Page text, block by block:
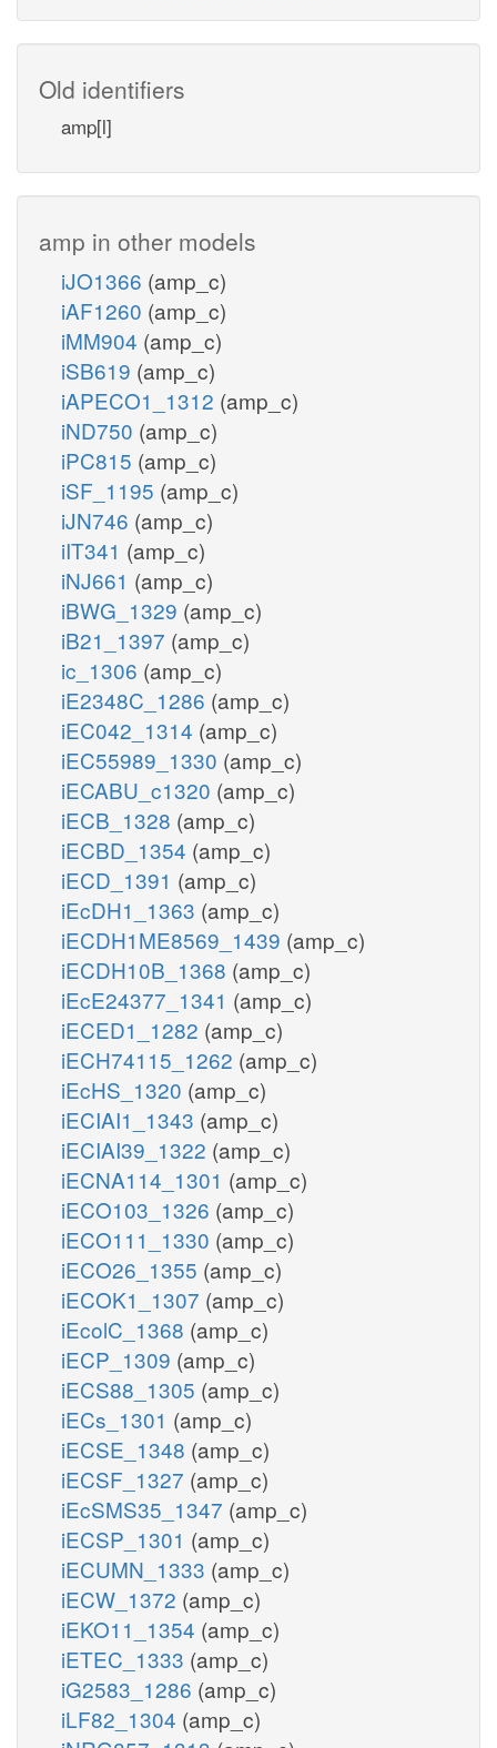
Old identifiers
amp[l]
amp in other models
iJO1366 (amp_c)
iAF1260 (amp_c)
iMM904 (amp_c)
iSB619 (amp_c)
iAPECO1_1312 (amp_c)
iND750 (amp_c)
iPC815 (amp_c)
iSF_1195 (amp_c)
iJN746 (amp_c)
iIT341 (amp_c)
iNJ661 (amp_c)
iBWG_1329 (amp_c)
iB21_1397 (amp_c)
ic_1306 (amp_c)
iE2348C_1286 (amp_c)
iEC042_1314 (amp_c)
iEC55989_1330 (amp_c)
iECABU_c1320 (amp_c)
iECB_1328 (amp_c)
iECBD_1354 (amp_c)
iECD_1391 (amp_c)
iEcDH1_1363 (amp_c)
iECDH1ME8569_1439 (amp_c)
iECDH10B_1368 (amp_c)
iEcE24377_1341 (amp_c)
iECED1_1282 (amp_c)
iECH74115_1262 (amp_c)
iEcHS_1320 (amp_c)
iECIAI1_1343 (amp_c)
iECIAI39_1322 (amp_c)
iECNA114_1301 (amp_c)
iECO103_1326 (amp_c)
iECO111_1330 (amp_c)
iECO26_1355 (amp_c)
iECOK1_1307 (amp_c)
iEcolC_1368 (amp_c)
iECP_1309 (amp_c)
iECS88_1305 (amp_c)
iECs_1301 (amp_c)
iECSE_1348 (amp_c)
iECSF_1327 (amp_c)
iEcSMS35_1347 (amp_c)
iECSP_1301 (amp_c)
iECUMN_1333 (amp_c)
iECW_1372 (amp_c)
iEKO11_1354 (amp_c)
iETEC_1333 (amp_c)
iG2583_1286 (amp_c)
iLF82_1304 (amp_c)